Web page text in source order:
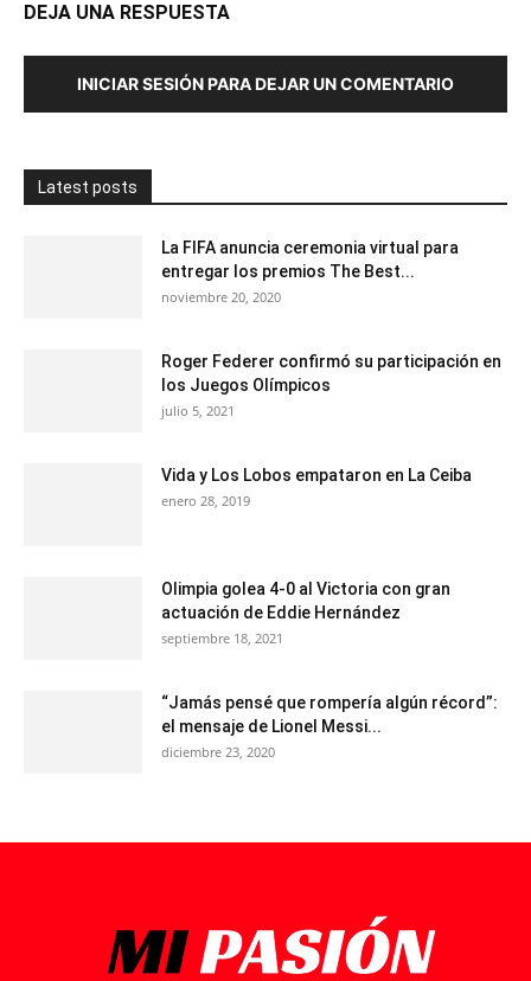
DEJA UNA RESPUESTA
INICIAR SESIÓN PARA DEJAR UN COMENTARIO
Latest posts
La FIFA anuncia ceremonia virtual para
entregar los premios The Best...
noviembre 20, 2020
Roger Federer confirmó su participación en
los Juegos Olímpicos
julio 5, 2021
Vida y Los Lobos empataron en La Ceiba
enero 28, 2019
Olimpia golea 4-0 al Victoria con gran
actuación de Eddie Hernández
septiembre 18, 2021
“Jamás pensé que rompería algún récord”:
el mensaje de Lionel Messi...
diciembre 23, 2020